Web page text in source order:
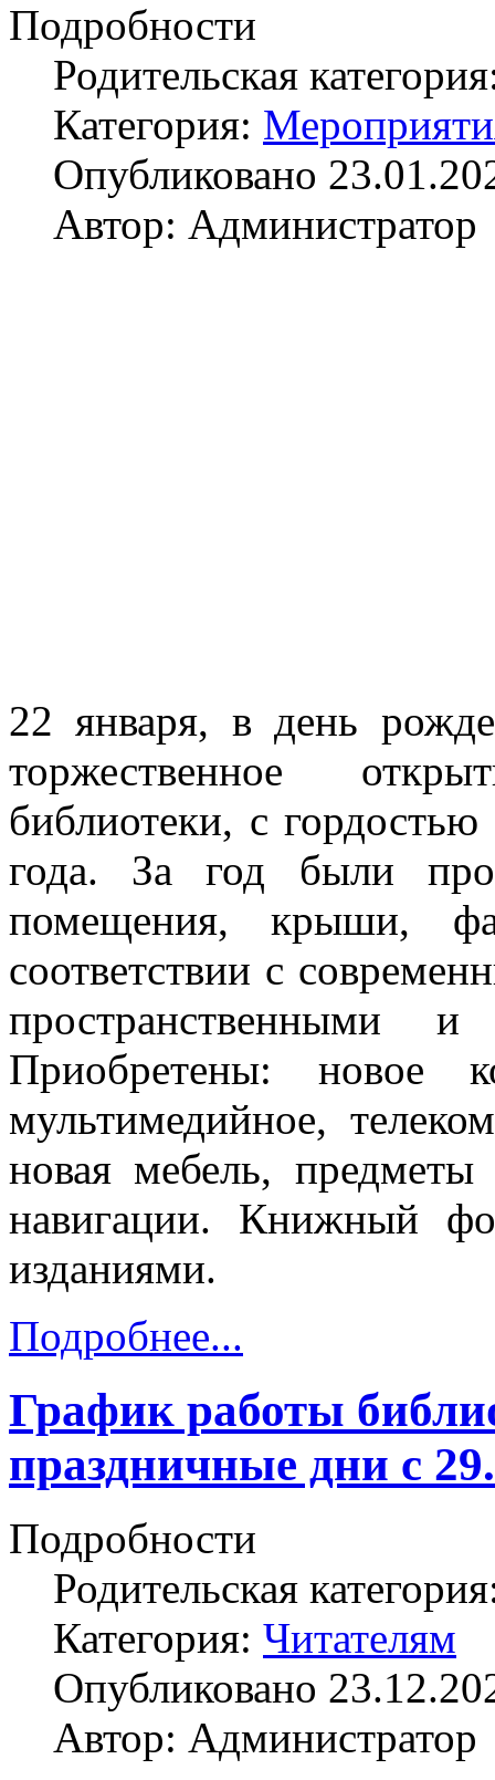
Подробности
Родительская
Категория:
Опубликовано
Автор: Администратор
22 января, в день
торжественное
библиотеки, с
года. За год были
помещения, крыши,
соответствии с
пространственными
Приобретены: новое
мультимедийное,
новая мебель,
навигации. Книжный
изданиями.
Подробнее...
График работы
праздничные дни с
Подробности
Родительская
Категория: Читателям
Опубликовано
Автор: Администратор